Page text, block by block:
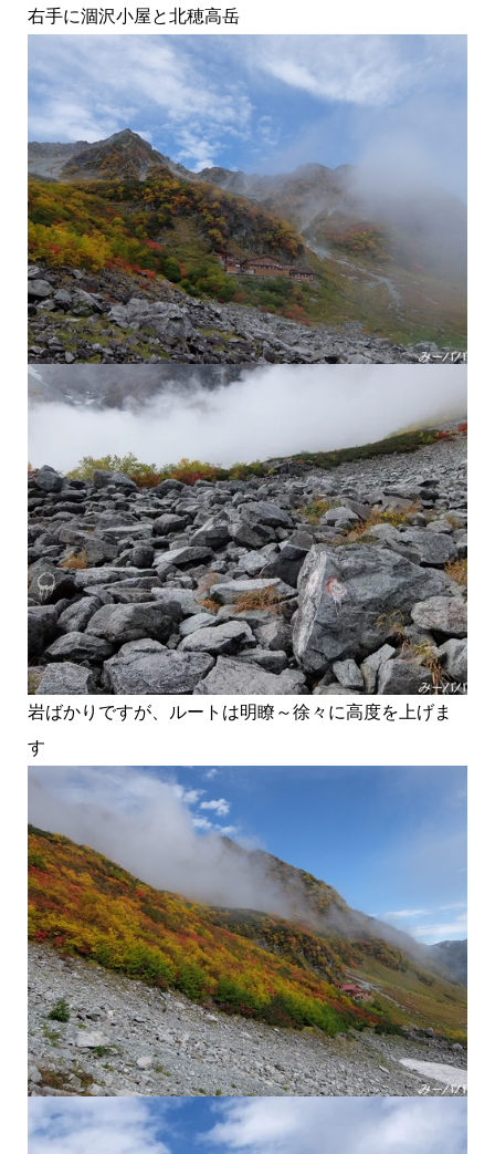
右手に涸沢小屋と北穂高岳
岩ばかりですが、ルートは明瞭～徐々に高度を上げま
す